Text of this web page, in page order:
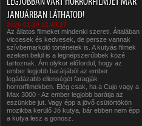
JANUÁRBAN LÁTHATOD!
2026-01-20 12:45:27
Az állatos filmeket mindenki szereti. Általában
viccesek és kedvesek, de persze vannak
szívbemarkoló történetek is. A kutyás filmek
ezeken belül is a legnépszerűbbek közé
tartoznak. Ám olykor előfordul, hogy az
ember legjobb barátjából az ember
legádázabb ellenségét faragják
horrorfilmekben. Elég csak, ha a Cujo vagy a
Max 3000 - Az ember legjobb barátja az
eszünkbe jut. Vagy épp a jövő csütörtökön
mozikba kerülő Jó kutya, bár ebben nem épp
a kutya lesz a gonosz.